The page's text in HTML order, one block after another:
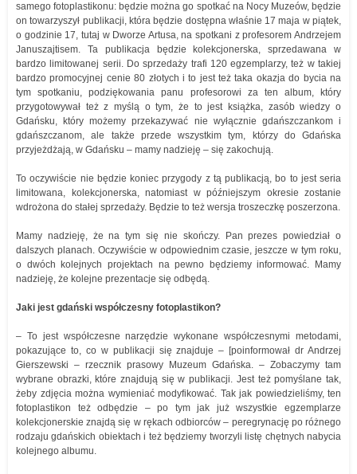
samego fotoplastikonu: będzie można go spotkać na Nocy Muzeów, będzie
on towarzyszył publikacji, która będzie dostępna właśnie 17 maja w piątek,
o godzinie 17, tutaj w Dworze Artusa, na spotkani z profesorem Andrzejem
Januszajtisem. Ta publikacja będzie kolekcjonerska, sprzedawana w
bardzo limitowanej serii. Do sprzedaży trafi 120 egzemplarzy, też w takiej
bardzo promocyjnej cenie 80 złotych i to jest też taka okazja do bycia na
tym spotkaniu, podziękowania panu profesorowi za ten album, który
przygotowywał też z myślą o tym, że to jest książka, zasób wiedzy o
Gdańsku, który możemy przekazywać nie wyłącznie gdańszczankom i
gdańszczanom, ale także przede wszystkim tym, którzy do Gdańska
przyjeżdżają, w Gdańsku – mamy nadzieję – się zakochują.
To oczywiście nie będzie koniec przygody z tą publikacją, bo to jest seria
limitowana, kolekcjonerska, natomiast w późniejszym okresie zostanie
wdrożona do stałej sprzedaży. Będzie to też wersja troszeczkę poszerzona.
Mamy nadzieję, że na tym się nie skończy. Pan prezes powiedział o
dalszych planach. Oczywiście w odpowiednim czasie, jeszcze w tym roku,
o dwóch kolejnych projektach na pewno będziemy informować. Mamy
nadzieję, że kolejne prezentacje się odbędą.
Jaki jest gdański współczesny fotoplastikon?
– To jest współczesne narzędzie wykonane współczesnymi metodami,
pokazujące to, co w publikacji się znajduje – [poinformował dr Andrzej
Gierszewski – rzecznik prasowy Muzeum Gdańska. – Zobaczymy tam
wybrane obrazki, które znajdują się w publikacji. Jest też pomyślane tak,
żeby zdjęcia można wymieniać modyfikować. Tak jak powiedzieliśmy, ten
fotoplastikon też odbędzie – po tym jak już wszystkie egzemplarze
kolekcjonerskie znajdą się w rękach odbiorców – peregrynację po różnego
rodzaju gdańskich obiektach i też będziemy tworzyli listę chętnych nabycia
kolejnego albumu.